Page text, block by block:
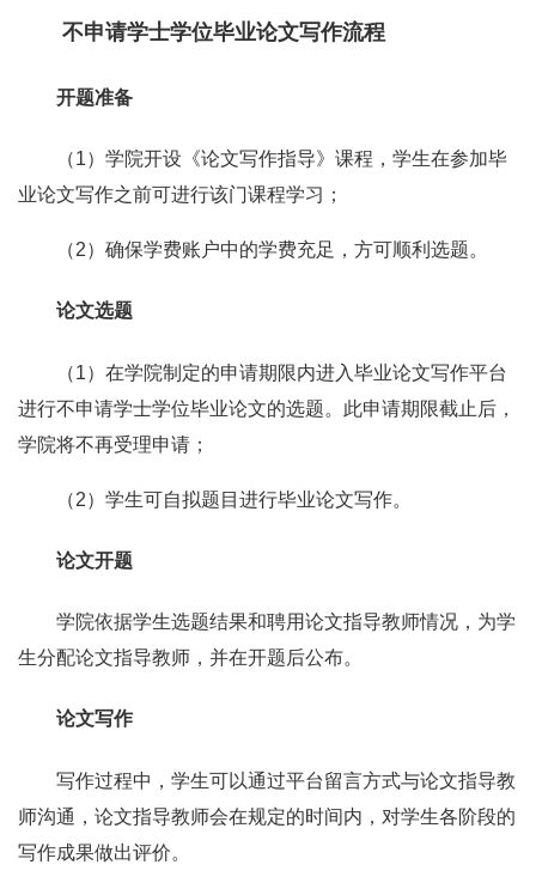
不申请学士学位毕业论文写作流程
开题准备
（1）学院开设《论文写作指导》课程，学生在参加毕
业论文写作之前可进行该门课程学习；
（2）确保学费账户中的学费充足，方可顺利选题。
论文选题
（1）在学院制定的申请期限内进入毕业论文写作平台
进行不申请学士学位毕业论文的选题。此申请期限截止后，
学院将不再受理申请；
（2）学生可自拟题目进行毕业论文写作。
论文开题
学院依据学生选题结果和聘用论文指导教师情况，为学
生分配论文指导教师，并在开题后公布。
论文写作
写作过程中，学生可以通过平台留言方式与论文指导教
师沟通，论文指导教师会在规定的时间内，对学生各阶段的
写作成果做出评价。